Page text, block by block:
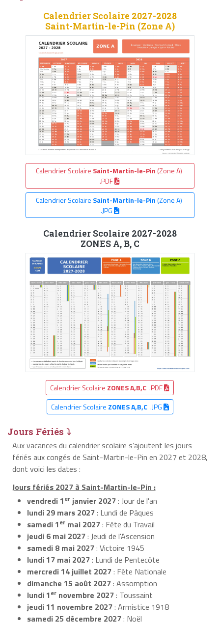
Calendrier Scolaire 2027-2028
Saint-Martin-le-Pin (Zone A)
Calendrier Scolaire Saint-Martin-le-Pin (Zone A)
.PDF
Calendrier Scolaire Saint-Martin-le-Pin(Zone A)
.JPG
Calendrier Scolaire 2027-2028
ZONES A, B, C
Calendrier Scolaire ZONES A,B,C .PDF
Calendrier Scolaire ZONES A,B,C.JPG
Jours Fériés ⤵
Aux vacances du calendrier scolaire s’ajoutent les jours
fériés aux congés de Saint-Martin-le-Pin en 2027 et 2028,
dont voici les dates :
Jours fériés 2027 à Saint-Martin-le-Pin :
vendredi 1er janvier 2027: Jour de l'an
lundi 29 mars 2027: Lundi de Pâques
samedi 1er mai 2027: Fête du Travail
jeudi 6 mai 2027: Jeudi de l'Ascension
samedi 8 mai 2027: Victoire 1945
lundi 17 mai 2027: Lundi de Pentecôte
mercredi 14 juillet 2027: Fête Nationale
dimanche 15 août 2027: Assomption
lundi 1er novembre 2027: Toussaint
jeudi 11 novembre 2027: Armistice 1918
samedi 25 décembre 2027: Noël